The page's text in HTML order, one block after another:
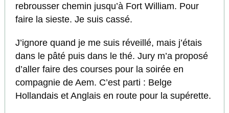
rebrousser chemin jusqu’à Fort William. Pour
faire la sieste. Je suis cassé.
J’ignore quand je me suis réveillé, mais j’étais
dans le pâté puis dans le thé. Jury m’a proposé
d’aller faire des courses pour la soirée en
compagnie de Aem. C’est parti : Belge
Hollandais et Anglais en route pour la supérette.